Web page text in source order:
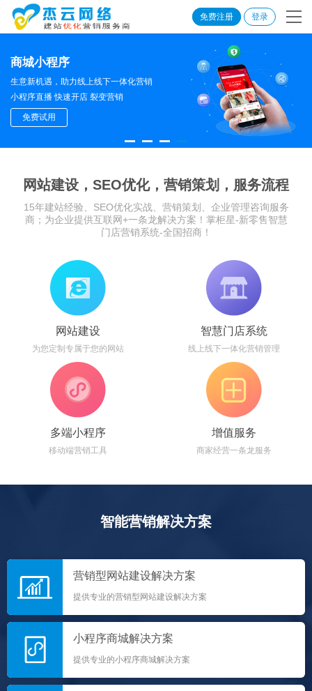
免费注册 登录
商城小程序
生意新机遇，助力线上线下一体化营销
小程序直播 快速开店 裂变营销
免费试用
网站建设，SEO优化，营销策划，服务流程
15年建站经验、SEO优化实战、营销策划、企业管理咨询服务
商；为企业提供互联网+一条龙解决方案！掌柜星-新零售智慧
门店营销系统-全国招商！
网站建设
为您定制专属于您的网站
智慧门店系统
线上线下一体化营销管理
多端小程序
移动端营销工具
增值服务
商家经营一条龙服务
智能营销解决方案
营销型网站建设解决方案
提供专业的营销型网站建设解决方案
小程序商城解决方案
提供专业的小程序商城解决方案